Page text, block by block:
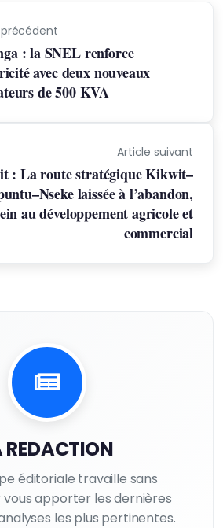
: la SNEL renforce
avec deux nouveaux
de 500 KVA
Article suivant
: La route stratégique Kikwit–
laissée à l’abandon,
au développement agricole et
commercial
REDACTION
éditoriale travaille sans
apporter les dernières
les plus pertinentes.